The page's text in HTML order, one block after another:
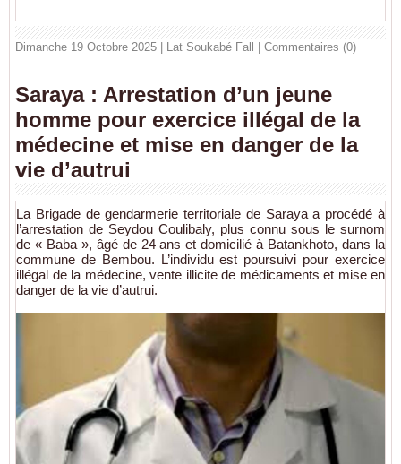
Dimanche 19 Octobre 2025 | Lat Soukabé Fall Commentaires (0)
Saraya : Arrestation d’un jeune
homme pour exercice illégal de la
médecine et mise en danger de la
vie d’autrui
La Brigade de gendarmerie territoriale de Saraya a procédé à
l’arrestation de Seydou Coulibaly, plus connu sous le surnom
de « Baba », âgé de 24 ans et domicilié à Batankhoto, dans la
commune de Bembou. L’individu est poursuivi pour exercice
illégal de la médecine, vente illicite de médicaments et mise en
danger de la vie d’autrui.